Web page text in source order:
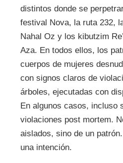
distintos donde se
festival Nova, la ruta 232,
Nahal Oz y los kibutzim
Aza. En todos ellos, los
cuerpos de mujeres
con signos claros de
árboles, ejecutadas con
En algunos casos, incluso
violaciones post mortem.
aislados, sino de un
una intención.